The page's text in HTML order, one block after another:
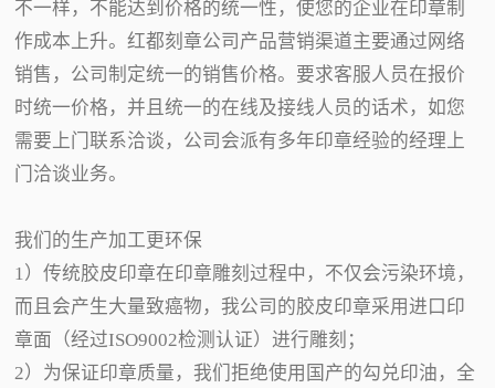
不一样，不能达到价格的统一性，使您的企业在印章制
作成本上升。红都刻章公司产品营销渠道主要通过网络
销售，公司制定统一的销售价格。要求客服人员在报价
时统一价格，并且统一的在线及接线人员的话术，如您
需要上门联系洽谈，公司会派有多年印章经验的经理上
门洽谈业务。
我们的生产加工更环保
1）传统胶皮印章在印章雕刻过程中，不仅会污染环境，
而且会产生大量致癌物，我公司的胶皮印章采用进口印
章面（经过ISO9002检测认证）进行雕刻；
2）为保证印章质量，我们拒绝使用国产的勾兑印油，全